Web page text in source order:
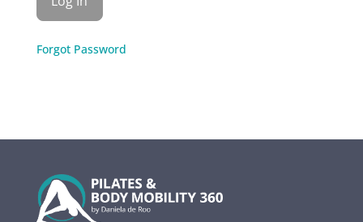
Forgot Password